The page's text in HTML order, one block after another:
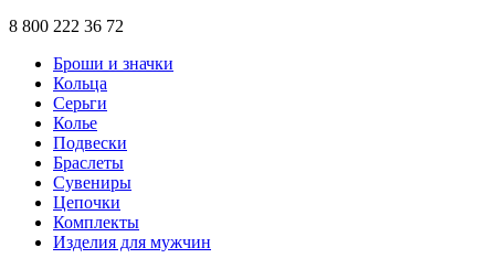
8 800 222 36 72
Броши и значки
Кольца
Серьги
Колье
Подвески
Браслеты
Сувениры
Цепочки
Комплекты
Изделия для мужчин